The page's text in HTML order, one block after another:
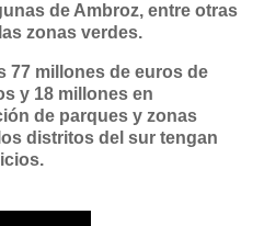
de Ambroz, entre otras
zonas verdes.
77 millones de euros de
y 18 millones en
de parques y zonas
distritos del sur tengan